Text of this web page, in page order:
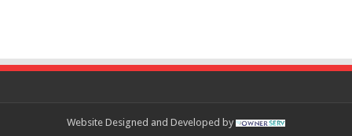
Website Designed and Developed by